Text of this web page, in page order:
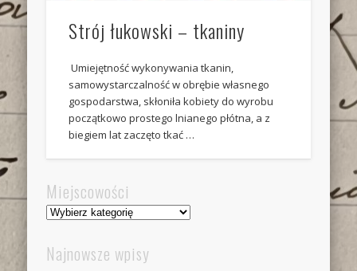
Strój łukowski – tkaniny
Umiejętność wykonywania tkanin,
samowystarczalność w obrębie własnego
gospodarstwa, skłoniła kobiety do wyrobu
początkowo prostego lnianego płótna, a z
biegiem lat zaczęto tkać …
Miejscowości
Miejscowości
Najnowsze wpisy